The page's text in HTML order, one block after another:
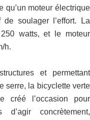
qu’un moteur électrique
soulager l’effort. La
watts, et le moteur
h.
et permettant
serre, la bicyclette verte
créé l’occasion pour
d’agir concrètement,